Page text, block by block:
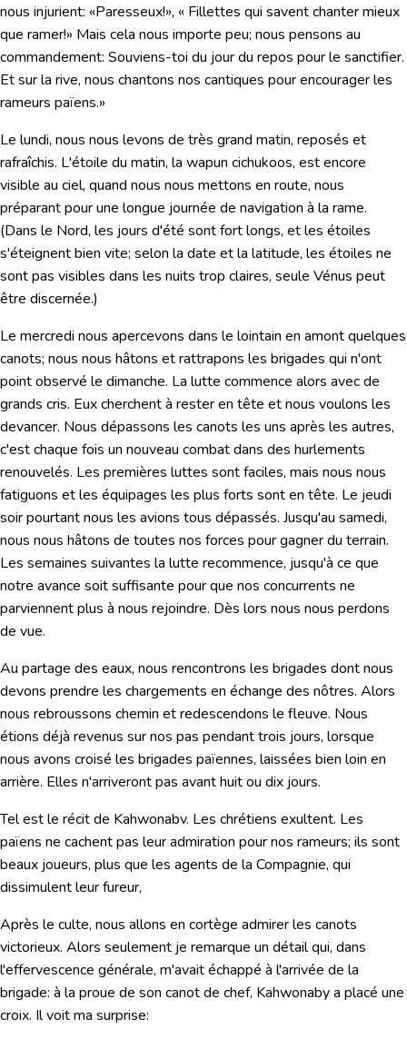
nous injurient: «Paresseux!», « Fillettes qui savent chanter mieux
que ramer!» Mais cela nous importe peu; nous pensons au
commandement: Souviens-toi du jour du repos pour le sanctifier.
Et sur la rive, nous chantons nos cantiques pour encourager les
rameurs païens.»
Le lundi, nous nous levons de très grand matin, reposés et
rafraîchis. L'étoile du matin, la wapun cichukoos, est encore
visible au ciel, quand nous nous mettons en route, nous
préparant pour une longue journée de navigation à la rame.
(Dans le Nord, les jours d'été sont fort longs, et les étoiles
s'éteignent bien vite; selon la date et la latitude, les étoiles ne
sont pas visibles dans les nuits trop claires, seule Vénus peut
être discernée.)
Le mercredi nous apercevons dans le lointain en amont quelques
canots; nous nous hâtons et rattrapons les brigades qui n'ont
point observé le dimanche. La lutte commence alors avec de
grands cris. Eux cherchent à rester en tête et nous voulons les
devancer. Nous dépassons les canots les uns après les autres,
c'est chaque fois un nouveau combat dans des hurlements
renouvelés. Les premières luttes sont faciles, mais nous nous
fatiguons et les équipages les plus forts sont en tête. Le jeudi
soir pourtant nous les avions tous dépassés. Jusqu'au samedi,
nous nous hâtons de toutes nos forces pour gagner du terrain.
Les semaines suivantes la lutte recommence, jusqu'à ce que
notre avance soit suffisante pour que nos concurrents ne
parviennent plus à nous rejoindre. Dès lors nous nous perdons
de vue.
Au partage des eaux, nous rencontrons les brigades dont nous
devons prendre les chargements en échange des nôtres. Alors
nous rebroussons chemin et redescendons le fleuve. Nous
étions déjà revenus sur nos pas pendant trois jours, lorsque
nous avons croisé les brigades païennes, laissées bien loin en
arrière. Elles n'arriveront pas avant huit ou dix jours.
Tel est le récit de Kahwonabv. Les chrétiens exultent. Les
païens ne cachent pas leur admiration pour nos rameurs; ils sont
beaux joueurs, plus que les agents de la Compagnie, qui
dissimulent leur fureur,
Après le culte, nous allons en cortège admirer les canots
victorieux. Alors seulement je remarque un détail qui, dans
l'effervescence générale, m'avait échappé à l'arrivée de la
brigade: à la proue de son canot de chef, Kahwonaby a placé une
croix. Il voit ma surprise: